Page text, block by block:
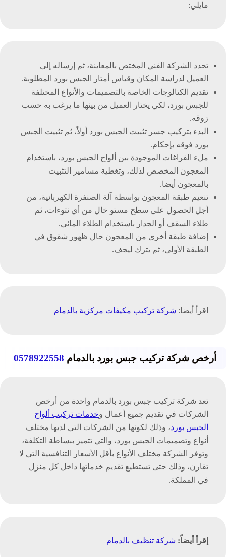
مايلي:
تحدد الشركة الفني المختص بالمعاينة، ثم إرساله إلى
العميل لدراسة المكان وقياس أمتار الجبس بورد المطلوبة.
تقديم الكتالوجات الخاصة بالتصميمات والأنواع المختلفة
للجبس بورد، لكي يختار العميل من بينها ما يرغب به حسب
زوقه.
البدء بتركيب جسر تثبيت الجبس بورد أولاً، ثم تثبيت الجبس
بورد فوقه بإحكام.
ملء الفراغات الموجودة بين ألواح الجبس بورد، باستخدام
المعجون المخصص لذلك، وتغطية مسامير التثبيت
بالمعجون أيضا.
تنعيم طبقة المعجون بواسطة آلة الصنفرة الكهربائية، من
أجل الحصول على سطح مستو خال من أي نتوءات، ثم
طلاء السقف أو الجدار باستخدام الطلاء المائي.
إضافة طبقة أخرى من المعجون حال ظهور شقوق في
الطبقة الأولى، ثم يترك ليجف.
اقرأ أيضا: شركة تركيب مكيفات مركزية بالدمام
أرخص شركة تركيب جبس بورد بالدمام 0578922558
تعد شركة تركيب جبس بورد بالدمام واحدة من أرخص
الشركات في تقديم جميع أعمال وخدمات تركيب ألواح
الجبس بورد، وذلك لكونها من الشركات التي لديها مختلف
أنواع وتصميمات الجبس بورد، والتي تتميز ببساطة التكلفة،
وتوفر الشركة مختلف الأنواع بأقل الأسعار التنافسية التي لا
تقارن، وذلك حتى تستطيع تقديم خدماتها داخل كل منزل
في المملكة.
إقرأ أيضاً: شركة تنظيف بالدمام